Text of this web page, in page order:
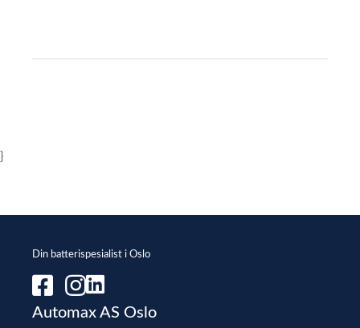
}
Din batterispesialist i Oslo
Automax AS Oslo